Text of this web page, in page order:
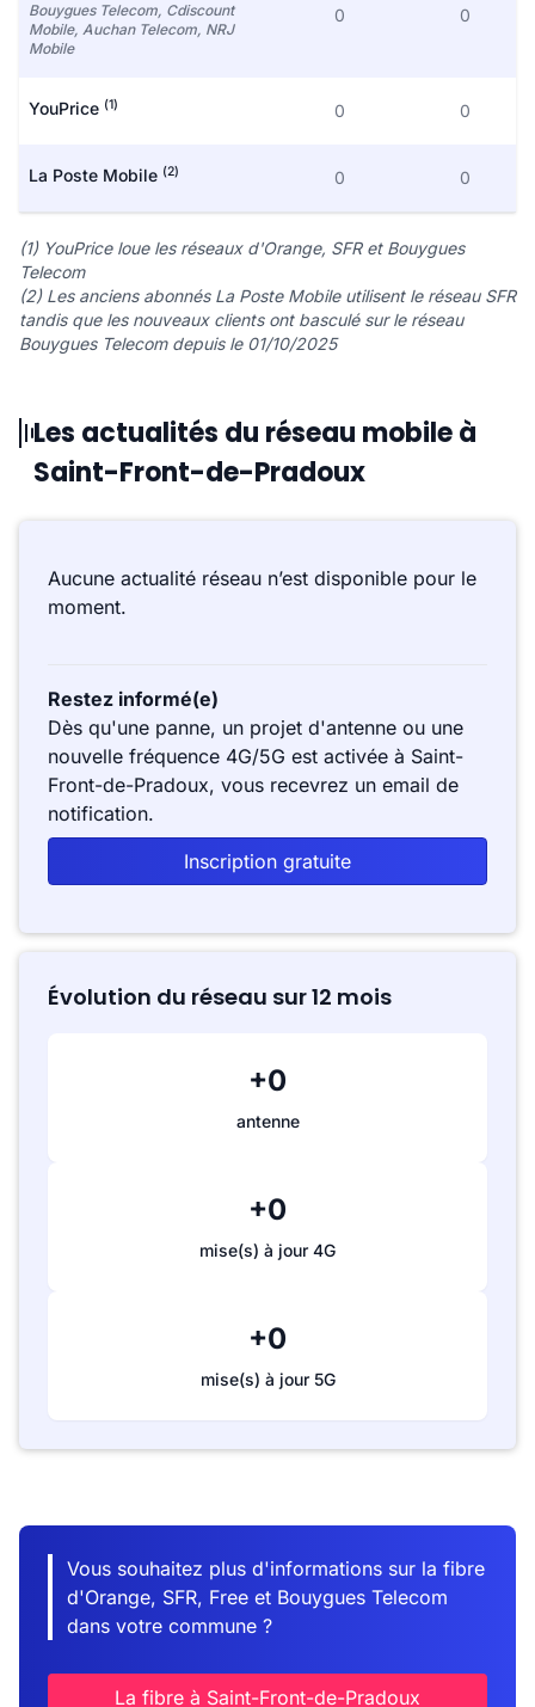
Bouygues Telecom, Cdiscount
Mobile, Auchan Telecom, NRJ
Mobile
0 0
YouPrice (1) 0 0
La Poste Mobile (2) 0 0
(1) YouPrice loue les réseaux d'Orange, SFR et Bouygues
Telecom
(2) Les anciens abonnés La Poste Mobile utilisent le réseau SFR
tandis que les nouveaux clients ont basculé sur le réseau
Bouygues Telecom depuis le 01/10/2025
Les actualités du réseau mobile à
Saint-Front-de-Pradoux
Aucune actualité réseau n’est disponible pour le
moment.
Restez informé(e)
Dès qu'une panne, un projet d'antenne ou une
nouvelle fréquence 4G/5G est activée à Saint-
Front-de-Pradoux, vous recevrez un email de
notification.
Inscription gratuite
Évolution du réseau sur 12 mois
+0
antenne
+0
mise(s) à jour 4G
+0
mise(s) à jour 5G
Vous souhaitez plus d'informations sur la fibre
d'Orange, SFR, Free et Bouygues Telecom
dans votre commune ?
La fibre à Saint-Front-de-Pradoux